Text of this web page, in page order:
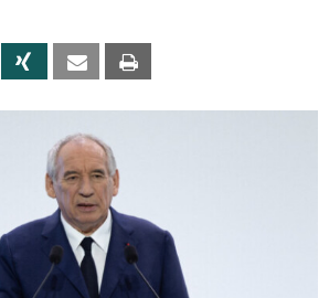
Linkedin Xing Email